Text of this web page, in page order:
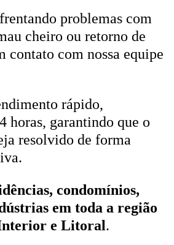
problemas com
cheiro ou retorno de
contato com nossa equipe
rápido,
horas, garantindo que o
resolvido de forma
condomínios,
em toda a região
e Litoral.